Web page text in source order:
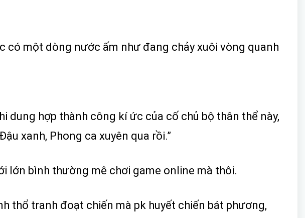
có một dòng nước ấm như đang chảy xuôi vòng quanh
dung hợp thành công kí ức của cố chủ bộ thân thể này,
xanh, Phong ca xuyên qua rồi.”
lớn bình thường mê chơi game online mà thôi.
thổ tranh đoạt chiến mà pk huyết chiến bát phương,